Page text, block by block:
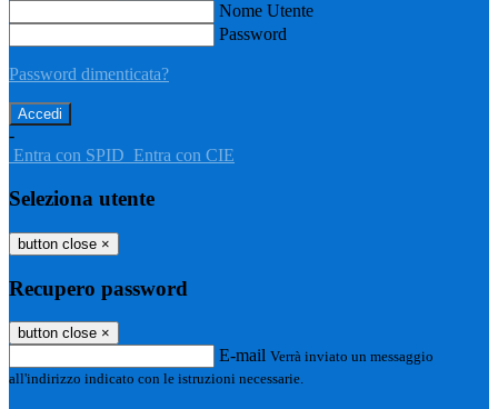
Nome Utente
Password
Password dimenticata?
-
Entra con SPID Entra con CIE
Seleziona utente
button close ×
Recupero password
button close ×
E-mail Verrà inviato un messaggio
all'indirizzo indicato con le istruzioni necessarie.